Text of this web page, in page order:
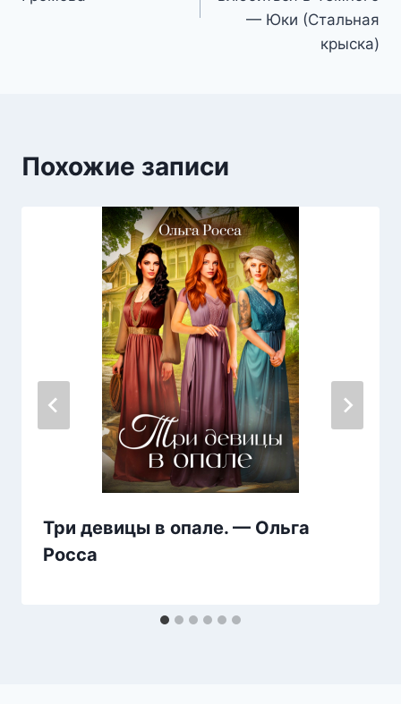
— Юки (Стальная
крыска)
Похожие записи
Три девицы в опале. — Ольга
Росса